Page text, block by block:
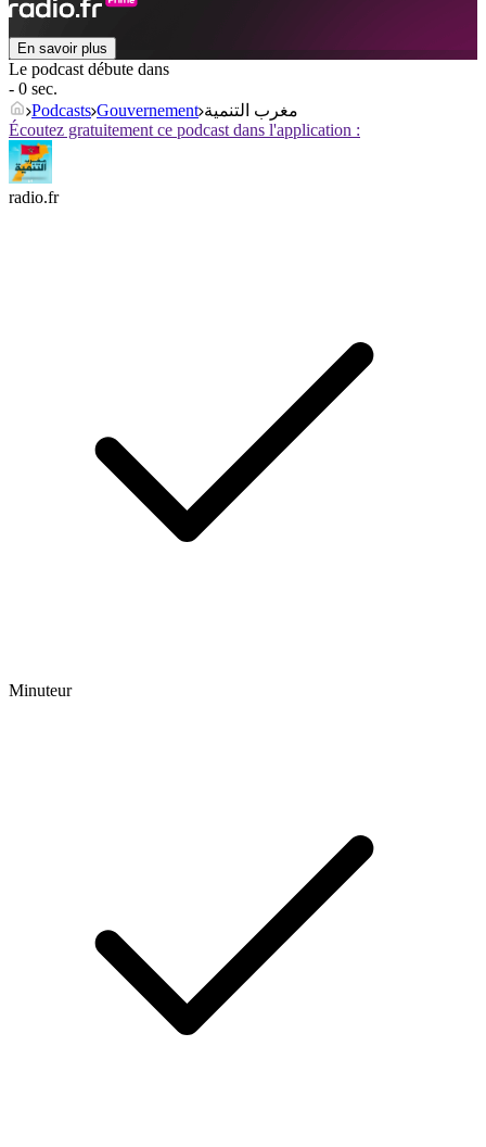
En savoir plus
Le podcast débute dans
- 0 sec.
Podcasts Gouvernement مغرب التنمية
Écoutez gratuitement ce podcast dans l'application :
radio.fr
Minuteur